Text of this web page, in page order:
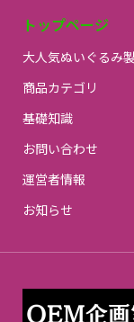
トップページ
大人気ぬいぐるみ
商品カテゴリ
基礎知識
お問い合わせ
運営者情報
お知らせ